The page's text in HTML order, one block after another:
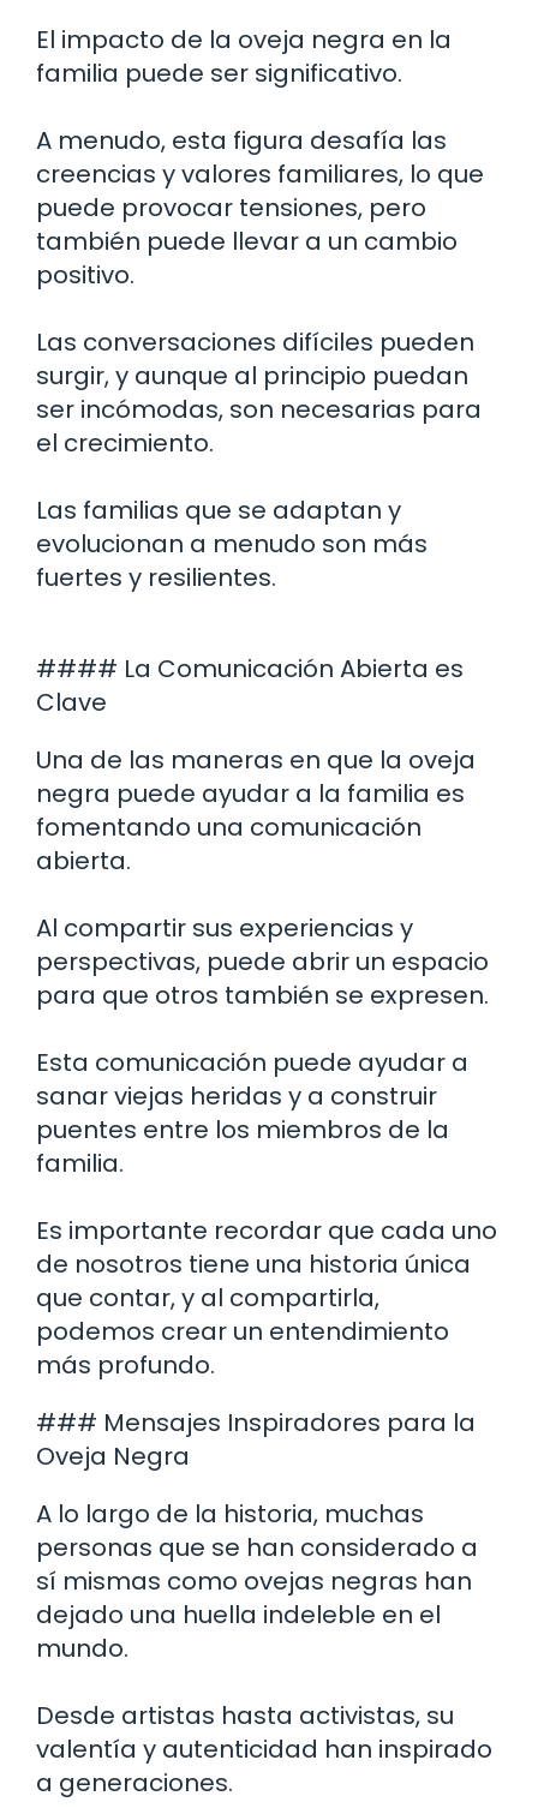
El impacto de la oveja negra en la
familia puede ser significativo.
A menudo, esta figura desafía las
creencias y valores familiares, lo que
puede provocar tensiones, pero
también puede llevar a un cambio
positivo.
Las conversaciones difíciles pueden
surgir, y aunque al principio puedan
ser incómodas, son necesarias para
el crecimiento.
Las familias que se adaptan y
evolucionan a menudo son más
fuertes y resilientes.
#### La Comunicación Abierta es
Clave
Una de las maneras en que la oveja
negra puede ayudar a la familia es
fomentando una comunicación
abierta.
Al compartir sus experiencias y
perspectivas, puede abrir un espacio
para que otros también se expresen.
Esta comunicación puede ayudar a
sanar viejas heridas y a construir
puentes entre los miembros de la
familia.
Es importante recordar que cada uno
de nosotros tiene una historia única
que contar, y al compartirla,
podemos crear un entendimiento
más profundo.
### Mensajes Inspiradores para la
Oveja Negra
A lo largo de la historia, muchas
personas que se han considerado a
sí mismas como ovejas negras han
dejado una huella indeleble en el
mundo.
Desde artistas hasta activistas, su
valentía y autenticidad han inspirado
a generaciones.